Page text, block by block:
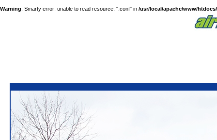
Warning: Smarty error: unable to read resource: ".conf" in /usr/local/apache/www/